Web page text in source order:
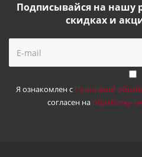
Подписывайся на нашу
скидках и
Я ознакомлен с Политикой
согласен наобработку